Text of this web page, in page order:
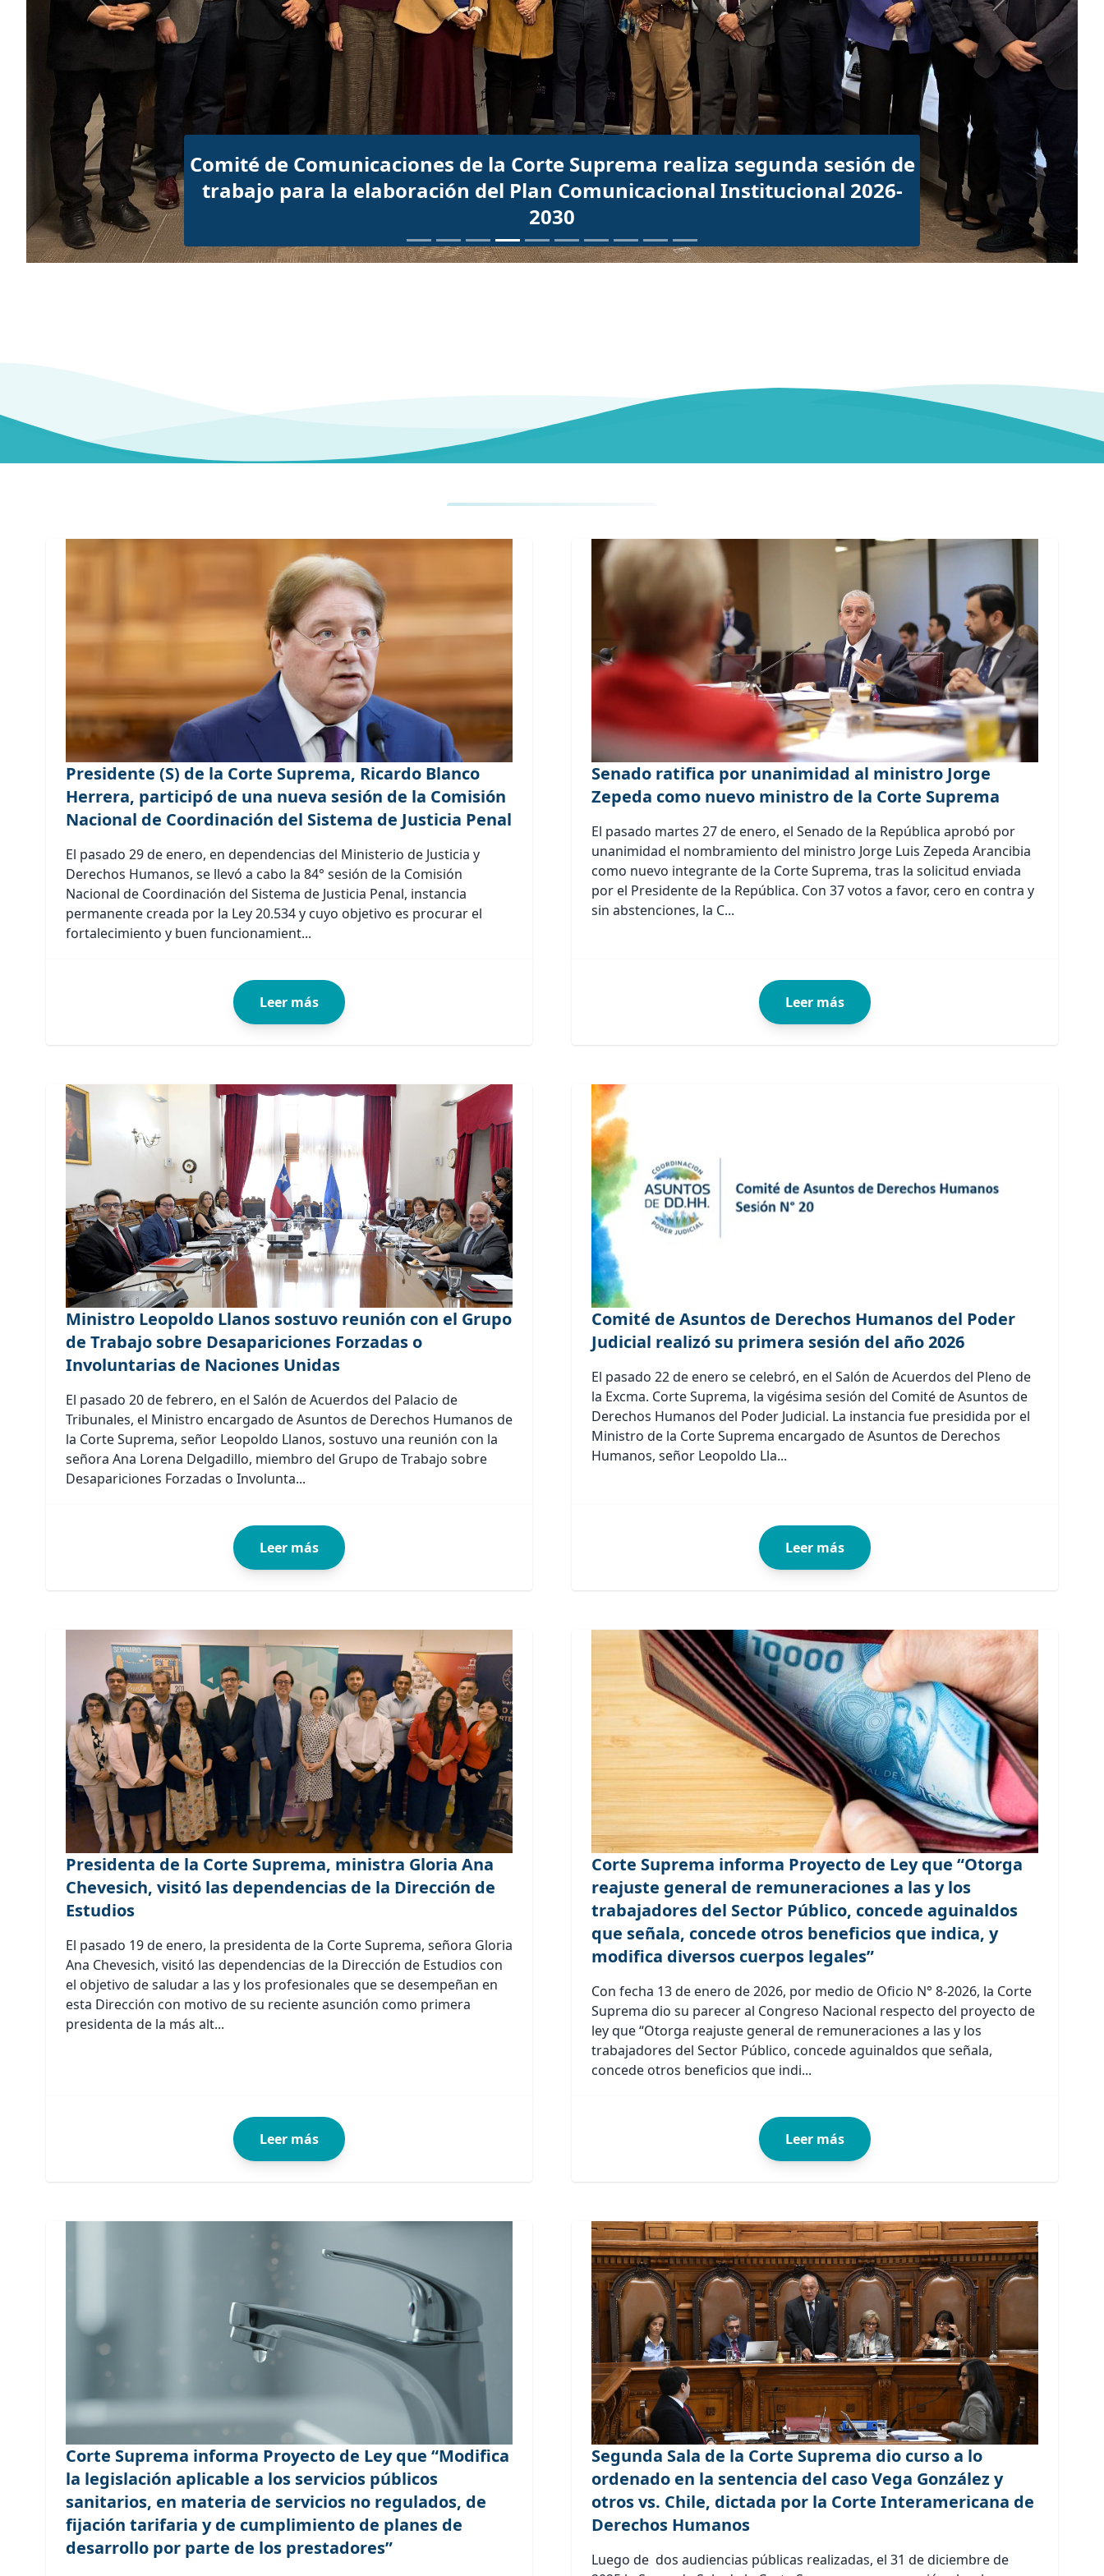
Consejo Ético celebra su primera sesión
Previous Next
Presidente (S) de la Corte Suprema, Ricardo Blanco
Herrera, participó de una nueva sesión de la Comisión
Nacional de Coordinación del Sistema de Justicia Penal
El pasado 29 de enero, en dependencias del Ministerio de Justicia y
Derechos Humanos, se llevó a cabo la 84° sesión de la Comisión
Nacional de Coordinación del Sistema de Justicia Penal, instancia
permanente creada por la Ley 20.534 y cuyo objetivo es procurar el
fortalecimiento y buen funcionamient...
Leer más
Senado ratifica por unanimidad al ministro Jorge
Zepeda como nuevo ministro de la Corte Suprema
El pasado martes 27 de enero, el Senado de la República aprobó por
unanimidad el nombramiento del ministro Jorge Luis Zepeda Arancibia
como nuevo integrante de la Corte Suprema, tras la solicitud enviada
por el Presidente de la República. Con 37 votos a favor, cero en contra y
sin abstenciones, la C...
Leer más
Ministro Leopoldo Llanos sostuvo reunión con el Grupo
de Trabajo sobre Desapariciones Forzadas o
Involuntarias de Naciones Unidas
El pasado 20 de febrero, en el Salón de Acuerdos del Palacio de
Tribunales, el Ministro encargado de Asuntos de Derechos Humanos de
la Corte Suprema, señor Leopoldo Llanos, sostuvo una reunión con la
señora Ana Lorena Delgadillo, miembro del Grupo de Trabajo sobre
Desapariciones Forzadas o Involunta...
Leer más
Comité de Asuntos de Derechos Humanos del Poder
Judicial realizó su primera sesión del año 2026
El pasado 22 de enero se celebró, en el Salón de Acuerdos del Pleno de
la Excma. Corte Suprema, la vigésima sesión del Comité de Asuntos de
Derechos Humanos del Poder Judicial. La instancia fue presidida por el
Ministro de la Corte Suprema encargado de Asuntos de Derechos
Humanos, señor Leopoldo Lla...
Leer más
Presidenta de la Corte Suprema, ministra Gloria Ana
Chevesich, visitó las dependencias de la Dirección de
Estudios
El pasado 19 de enero, la presidenta de la Corte Suprema, señora Gloria
Ana Chevesich, visitó las dependencias de la Dirección de Estudios con
el objetivo de saludar a las y los profesionales que se desempeñan en
esta Dirección con motivo de su reciente asunción como primera
presidenta de la más alt...
Leer más
Corte Suprema informa Proyecto de Ley que “Otorga
reajuste general de remuneraciones a las y los
trabajadores del Sector Público, concede aguinaldos
que señala, concede otros beneficios que indica, y
modifica diversos cuerpos legales”
Con fecha 13 de enero de 2026, por medio de Oficio N° 8-2026, la Corte
Suprema dio su parecer al Congreso Nacional respecto del proyecto de
ley que “Otorga reajuste general de remuneraciones a las y los
trabajadores del Sector Público, concede aguinaldos que señala,
concede otros beneficios que indi...
Leer más
Corte Suprema informa Proyecto de Ley que “Modifica
la legislación aplicable a los servicios públicos
sanitarios, en materia de servicios no regulados, de
fijación tarifaria y de cumplimiento de planes de
desarrollo por parte de los prestadores”
Segunda Sala de la Corte Suprema dio curso a lo
ordenado en la sentencia del caso Vega González y
otros vs. Chile, dictada por la Corte Interamericana de
Derechos Humanos
Luego de dos audiencias públicas realizadas, el 31 de diciembre de